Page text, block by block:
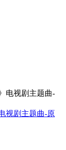
视剧主题曲-原